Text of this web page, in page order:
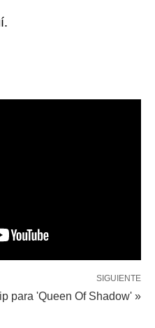
SIGUIENTE
para 'Queen Of Shadow' »